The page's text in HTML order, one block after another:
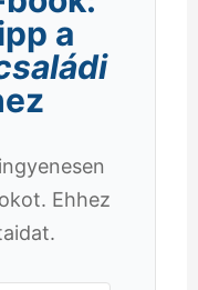
a
Ehhez